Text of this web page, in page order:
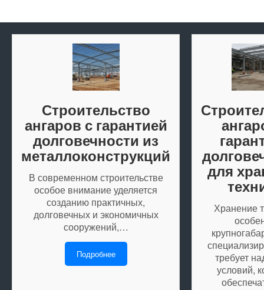
Строительство
ангаров с гарантией
долговечности из
металлоконструкций
В современном строительстве
особое внимание уделяется
созданию практичных,
долговечных и экономичных
сооружений,…
Подробнее
для
Хранение
требует
условий,